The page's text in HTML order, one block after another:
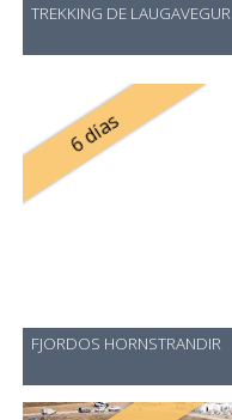
TREKKING DE LAUGAVEGUR
6 días
FJORDOS HORNSTRANDIR